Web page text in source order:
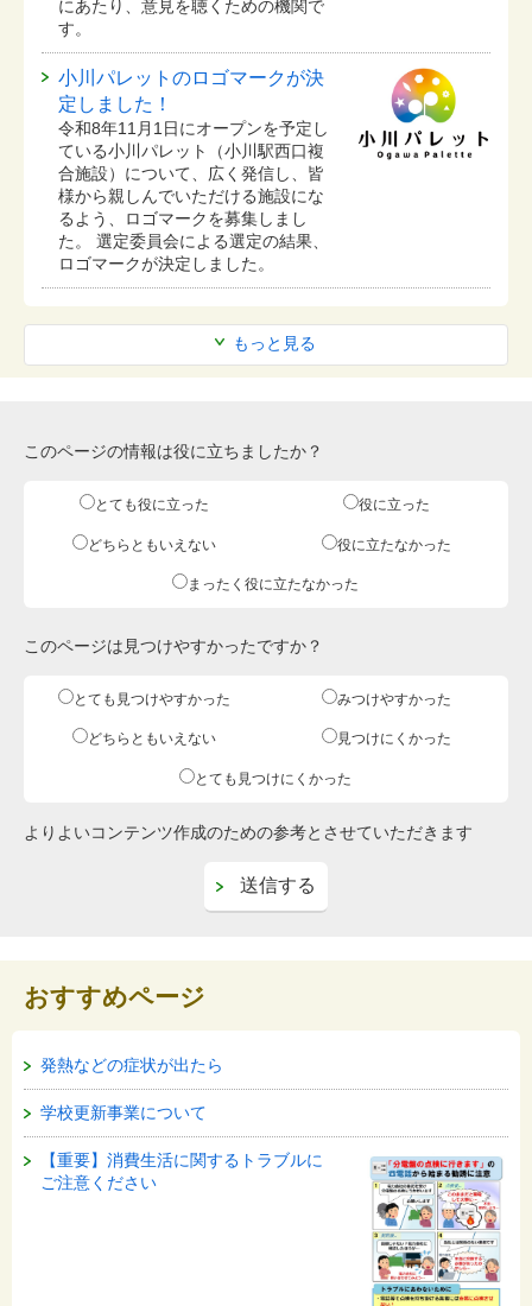
もっと見る
にあたり、意見を聴くための機関で
す。
小川パレットのロゴマークが決
定しました！
令和8年11月1日にオープンを予定し
ている⼩川パレット（小川駅西口複
合施設）について、広く発信し、皆
様から親しんでいただける施設にな
るよう、ロゴマークを募集しまし
た。 選定委員会による選定の結果、
ロゴマークが決定しました。
このページの情報は役に立ちましたか？
とても役に立った 役に立った
どちらともいえない 役に立たなかった
まったく役に立たなかった
このページは見つけやすかったですか？
とても見つけやすかった みつけやすかった
どちらともいえない 見つけにくかった
とても見つけにくかった
よりよいコンテンツ作成のための参考とさせていただきます
おすすめページ
発熱などの症状が出たら
学校更新事業について
【重要】消費生活に関するトラブルに
ご注意ください